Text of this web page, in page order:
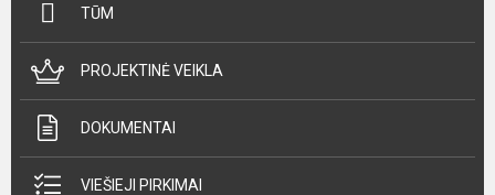
TŪM
PROJEKTINĖ VEIKLA
DOKUMENTAI
VIEŠIEJI PIRKIMAI